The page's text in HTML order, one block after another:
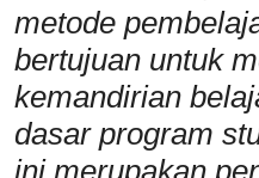
metode
bertujuan untuk
kemandirian
dasar program
ini merupakan